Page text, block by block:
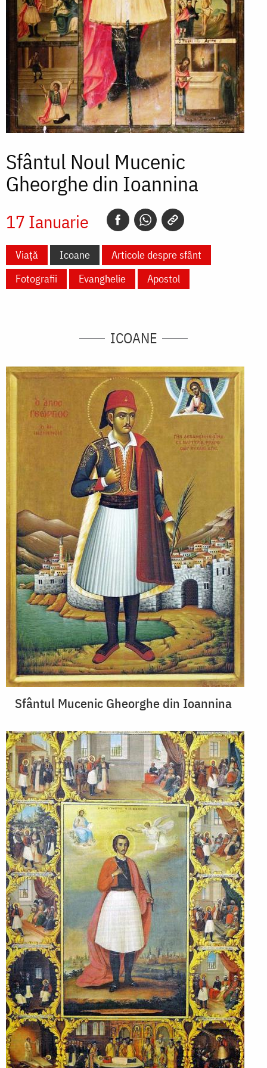
Sfântul Noul Mucenic
Gheorghe din Ioannina
17 Ianuarie
Viață Icoane
Articole despre sfânt
Fotografii
Evanghelie Apostol
ICOANE
Sfântul Mucenic Gheorghe din Ioannina